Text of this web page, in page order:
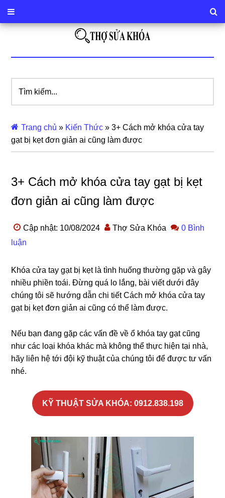
kiếm...
Trang chủ » Kiến Thức »3+ Cách mở khóa cửa tay
gạt bị kẹt đơn giản ai cũng làm được
3+ Cách mở khóa cửa tay gạt bị kẹt
đơn giản ai cũng làm được
Cập nhật: 10/08/2024 Thợ Sửa Khóa
0 Bình
luận
Khóa cửa tay gạt bị kẹt là tình huống thường gặp và gây
nhiều phiền toái. Đừng quá lo lắng, bài viết dưới đây
chúng tôi sẽ hướng dẫn chi tiết Cách mở khóa cửa tay
gạt bị kẹt đơn giản ai cũng có thể làm được.
Nếu bạn đang gặp các vấn đề về ổ khóa tay gạt cũng
như các loại khóa khác mà không thể thực hiện tại nhà,
hãy liên hệ tới đội kỹ thuật của chúng tôi để được tư vấn
nhé.
KỸ THUẬT SỬA KHÓA: 0912.838.198